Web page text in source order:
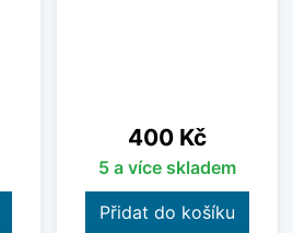
Cena
400 Kč
5 a více skladem
Přidat do košíku